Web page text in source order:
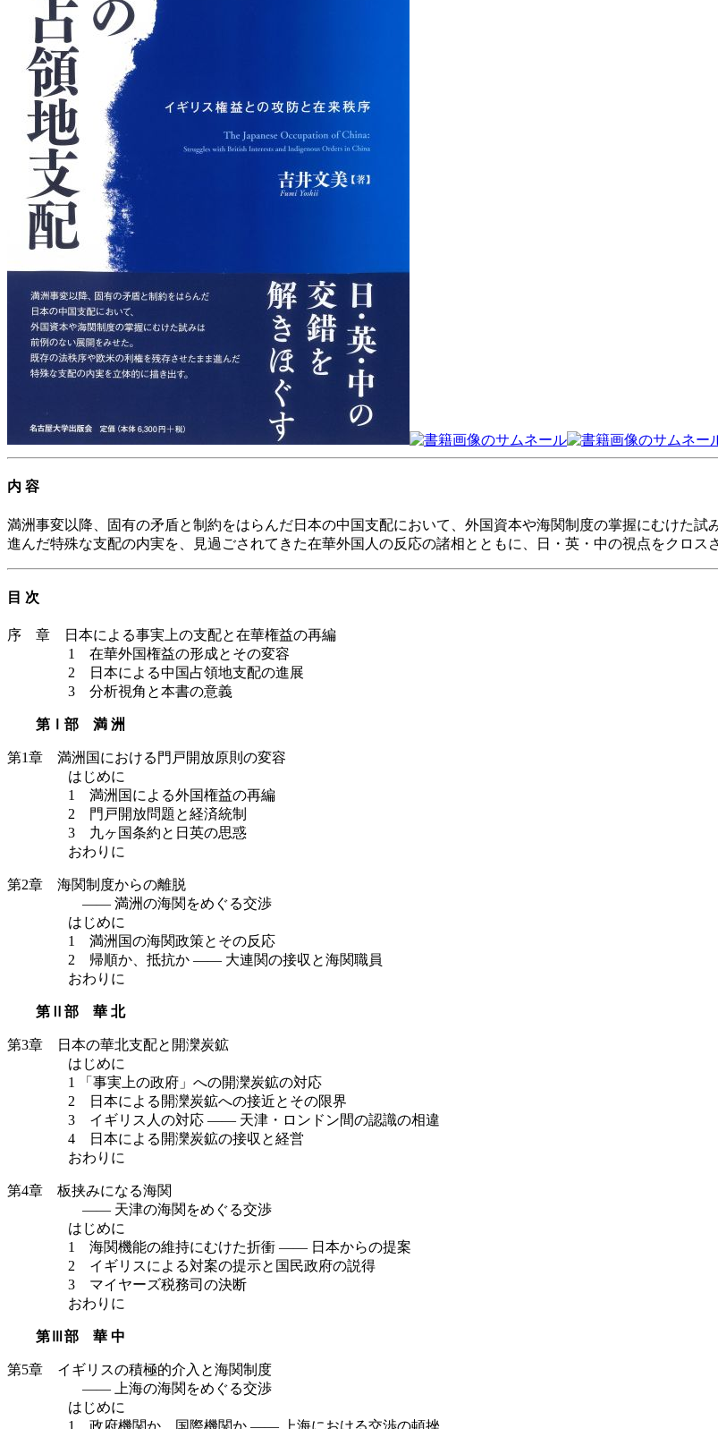
内 容
満洲事変以降、固有の矛盾と制約をはらんだ日本の中国支配において、外国資本や海関制度の掌握にむけた
進んだ特殊な支配の内実を、見過ごされてきた在華外国人の反応の諸相とともに、日・英・中の視点をクロス
目 次
序 章 日本による事実上の支配と在華権益の再編
1 在華外国権益の形成とその変容
2 日本による中国占領地支配の進展
3 分析視角と本書の意義
第Ⅰ部 満 洲
第1章 満洲国における門戸開放原則の変容
はじめに
1 満洲国による外国権益の再編
2 門戸開放問題と経済統制
3 九ヶ国条約と日英の思惑
おわりに
第2章 海関制度からの離脱
—— 満洲の海関をめぐる交渉
はじめに
1 満洲国の海関政策とその反応
2 帰順か、抵抗か —— 大連関の接収と海関職員
おわりに
第Ⅱ部 華 北
第3章 日本の華北支配と開灤炭鉱
はじめに
1 「事実上の政府」への開灤炭鉱の対応
2 日本による開灤炭鉱への接近とその限界
3 イギリス人の対応 —— 天津・ロンドン間の認識の相違
4 日本による開灤炭鉱の接収と経営
おわりに
第4章 板挟みになる海関
—— 天津の海関をめぐる交渉
はじめに
1 海関機能の維持にむけた折衝 —— 日本からの提案
2 イギリスによる対案の提示と国民政府の説得
3 マイヤーズ税務司の決断
おわりに
第Ⅲ部 華 中
第5章 イギリスの積極的介入と海関制度
—— 上海の海関をめぐる交渉
はじめに